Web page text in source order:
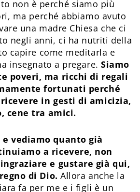
non è perché siamo più
ma perché abbiamo avuto
una madre Chiesa che ci
negli anni, ci ha nutriti della
capire come meditarla e
insegnato a pregare.Siamo
poveri, ma ricchi di regali
fortunati perché
in gesti di amicizia,
cene tra amici.
vediamo quanto già
a ricevere, non
e gustare già qui,
di Dio.Allora anche la
fa per me e i figli è un